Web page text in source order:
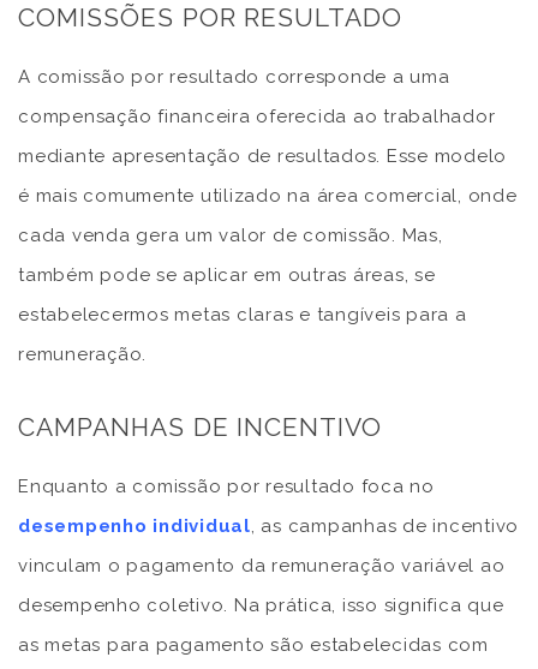
COMISSÕES POR RESULTADO
A comissão por resultado corresponde a uma
compensação financeira oferecida ao trabalhador
mediante apresentação de resultados. Esse modelo
é mais comumente utilizado na área comercial, onde
cada venda gera um valor de comissão. Mas,
também pode se aplicar em outras áreas, se
estabelecermos metas claras e tangíveis para a
remuneração.
CAMPANHAS DE INCENTIVO
Enquanto a comissão por resultado foca no
desempenho individual, as campanhas de incentivo
vinculam o pagamento da remuneração variável ao
desempenho coletivo. Na prática, isso significa que
as metas para pagamento são estabelecidas com